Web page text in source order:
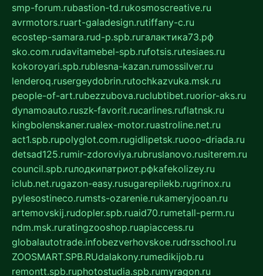
smp-forum.rubastion-td.rukosmoscreative.ru
avrmotors.ruart-galadesign.rutiffany-c.ru
ecostep-samara.rud-p.spb.ruгалактика73.рф
sko.com.rudavitamebel-spb.rufotsis.rutesiaes.ru
kokoroyari.spb.rublesna-kazan.rumossilver.ru
lenderoq.rusergeydobrin.rutochkazvuka.msk.ru
people-of-art.rubezzubova.ruclubtibet.ruorior-aks.ru
dynamoauto.ruszk-favorit.rucarlines.ruflatnsk.ru
kingbolenskaner.rualex-motor.ruastroline.net.ru
act1.spb.rupolyglot.com.rugidlipetsk.ruooo-driada.ru
detsad125.rumir-zdoroviya.rubruslanovo.rusiterem.ru
council.spb.ruлодкипатриот.рфkafekolizey.ru
iclub.net.rugazon-easy.rusugarepilekb.rugrinox.ru
pylesostineco.rumsts-ozarenie.rukameryjooan.ru
artemovskij.rudopler.spb.ruaid70.rumetall-perm.ru
ndm.msk.ruratingzooshop.ruapiaccess.ru
globalautotrade.infobezverhovskoe.rudrsschool.ru
ZOOSMART.SPB.RUdalakony.rumedikijob.ru
remontt.spb.ruphotostudia.spb.rumyragon.ru